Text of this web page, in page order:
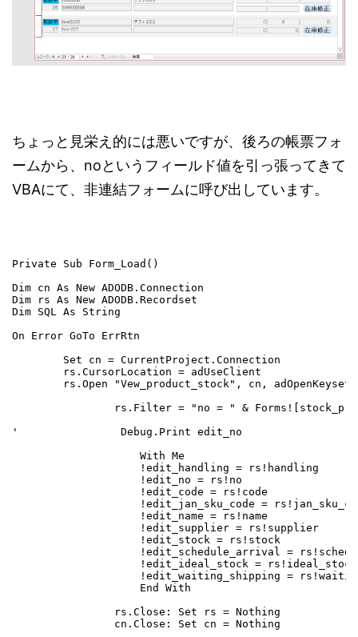
ちょっと見栄え的には悪いですが、後ろの帳票フォ
ームから、noというフィールド値を引っ張ってきて
VBAにて、非連結フォームに呼び出しています。
Private Sub Form_Load()
Dim cn As New ADODB.Connection
Dim rs As New ADODB.Recordset
Dim SQL As String
On Error GoTo ErrRtn
        Set cn = CurrentProject.Connection
        rs.CursorLocation = adUseClient
rs.Open "Vew_product_stock", cn,
rs.Filter = "no = " &
'                Debug.Print edit_no
                    With Me
                    !edit_handling = rs!handling
                    !edit_no = rs!no
                    !edit_code = rs!code
!edit_jan_sku_code =
                    !edit_name = rs!name
                    !edit_supplier = rs!supplier
                    !edit_stock = rs!stock
!edit_schedule_arrival =
                    !edit_ideal_stock = rs!ideal_stock
!edit_waiting_shipping =
                    End With
                rs.Close: Set rs = Nothing
                cn.Close: Set cn = Nothing